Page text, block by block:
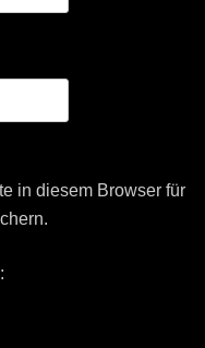
in diesem Browser für